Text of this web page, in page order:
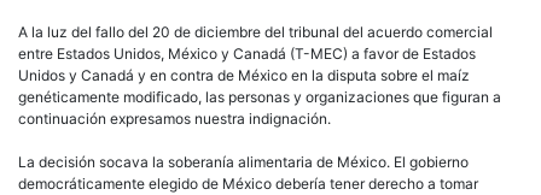
A la luz del fallo del 20 de diciembre del tribunal del acuerdo comercial
entre Estados Unidos, México y Canadá (T-MEC) a favor de Estados
Unidos y Canadá y en contra de México en la disputa sobre el maíz
genéticamente modificado, las personas y organizaciones que figuran a
continuación expresamos nuestra indignación.
La decisión socava la soberanía alimentaria de México. El gobierno
democráticamente elegido de México debería tener derecho a tomar